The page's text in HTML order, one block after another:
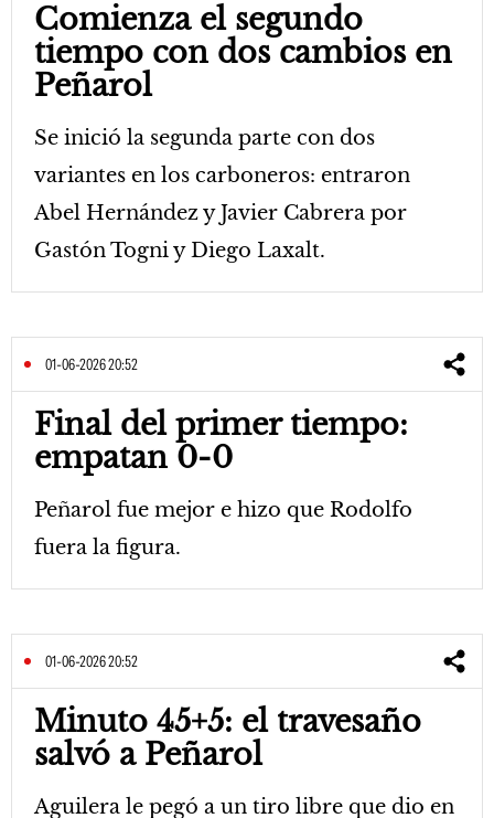
Comienza el segundo
tiempo con dos cambios en
Peñarol
Se inició la segunda parte con dos
variantes en los carboneros: entraron
Abel Hernández y Javier Cabrera por
Gastón Togni y Diego Laxalt.
01-06-2026 20:52
Final del primer tiempo:
empatan 0-0
Peñarol fue mejor e hizo que Rodolfo
fuera la figura.
01-06-2026 20:52
Minuto 45+5: el travesaño
salvó a Peñarol
Aguilera le pegó a un tiro libre que dio en